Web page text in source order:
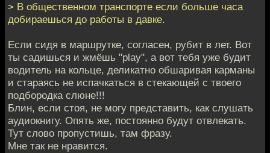
> В общественном транспорте если больше часа
добираешься до работы в давке.
Если сидя в маршрутке, согласен, рубит в лет. Вот
ты садишься и жмёшь "play", а вот тебя уже будит
водитель на кольце, деликатно обшаривая карманы
и стараясь не испачкаться в стекающей с твоего
подбородка слюне!!!
Блин, если стоя, не могу представить, как слушать
аудиокнигу. Опять же, постоянно будут отвлекать.
Тут слово пропустишь, там фразу.
Мне так не нравится.